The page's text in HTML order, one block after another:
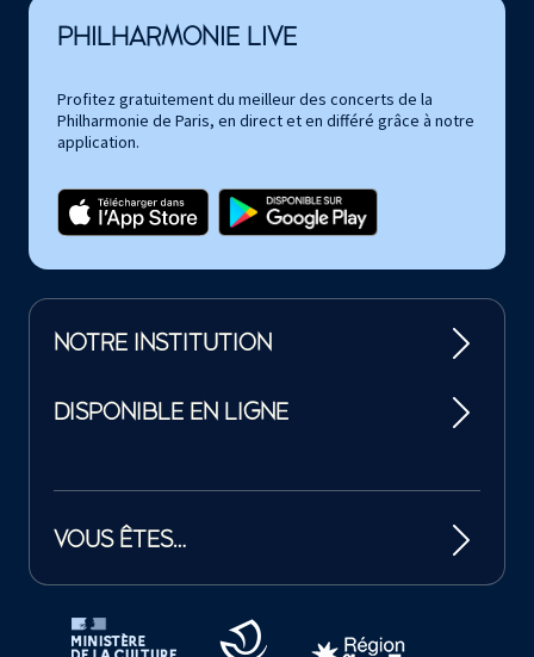
PHILHARMONIE LIVE
Profitez gratuitement du meilleur des concerts de la
Philharmonie de Paris, en direct et en différé grâce à notre
application.
NOTRE INSTITUTION
DISPONIBLE EN LIGNE
VOUS ÊTES…
Tutelles et mécènes de la Philharmonie de Paris